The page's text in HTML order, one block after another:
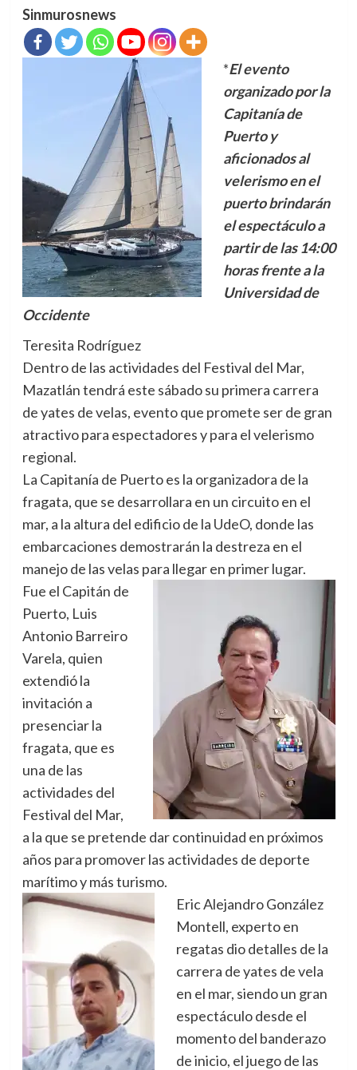
Sinmurosnews
*El evento
organizado por la
Capitanía de
Puerto y
aficionados al
velerismo en el
puerto brindarán
el espectáculo a
partir de las 14:00
horas frente a la
Universidad de
Occidente
Teresita Rodríguez
Dentro de las actividades del Festival del Mar,
Mazatlán tendrá este sábado su primera carrera
de yates de velas, evento que promete ser de gran
atractivo para espectadores y para el velerismo
regional.
La Capitanía de Puerto es la organizadora de la
fragata, que se desarrollara en un circuito en el
mar, a la altura del edificio de la UdeO, donde las
embarcaciones demostrarán la destreza en el
manejo de las velas para llegar en primer lugar.
Fue el Capitán de
Puerto, Luis
Antonio Barreiro
Varela, quien
extendió la
invitación a
presenciar la
fragata, que es
una de las
actividades del
Festival del Mar,
a la que se pretende dar continuidad en próximos
años para promover las actividades de deporte
marítimo y más turismo.
Eric Alejandro González
Montell, experto en
regatas dio detalles de la
carrera de yates de vela
en el mar, siendo un gran
espectáculo desde el
momento del banderazo
de inicio, el juego de las